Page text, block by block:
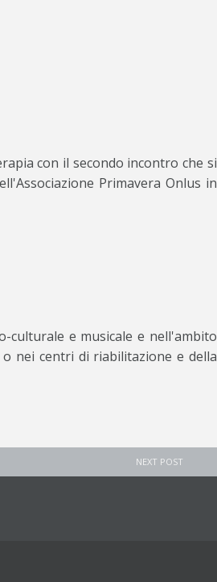
con il secondo incontro che si
Primavera Onlus in
e musicale e nell'ambito
nei centri di riabilitazione e della
NEXT POST